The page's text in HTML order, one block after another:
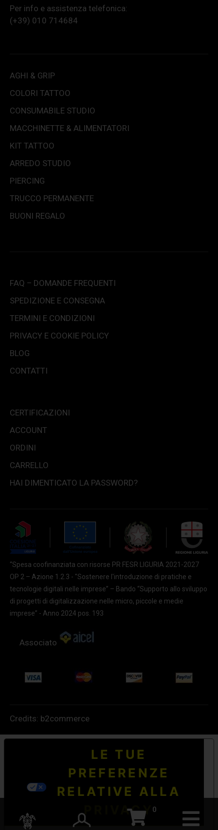
0
Per info e assistenza telefonica:
(+39) 010 714684
AGHI & GRIP
COLORI TATTOO
CONSUMABILE STUDIO
MACCHINETTE & ALIMENTATORI
KIT TATTOO
ARREDO STUDIO
PIERCING
TRUCCO PERMANENTE
BUONI REGALO
FAQ – DOMANDE FREQUENTI
SPEDIZIONE E CONSEGNA
TERMINI E CONDIZIONI
PRIVACY E COOKIE POLICY
BLOG
CONTATTI
CERTIFICAZIONI
ACCOUNT
ORDINI
CARRELLO
HAI DIMENTICATO LA PASSWORD?
“Spesa coofinanziata con risorse PR FESR LIGURIA 2021-2027
OP 2 – Azione 1.2.3 - "Sostenere l'introduzione di pratiche e
tecnologie digitali nelle imprese” – Bando “Supporto allo sviluppo
di progetti di digitalizzazione nelle micro, piccole e medie
imprese” - Anno 2024 pos. 193
Associato
Credits: b2commerce
LE TUE
PREFERENZE
RELATIVE ALLA
PRIVACY